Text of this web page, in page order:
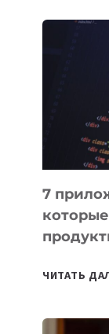
7
ЧИТАТЬ